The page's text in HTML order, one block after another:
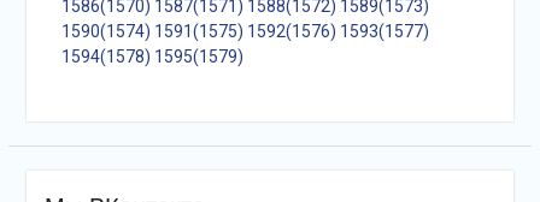
1586(1570) 1587(1571) 1588(1572) 1589(1573)
1590(1574) 1591(1575) 1592(1576) 1593(1577)
1594(1578) 1595(1579)